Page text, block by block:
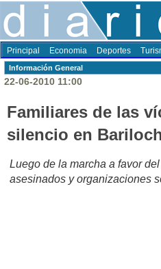
Principal Economia Deportes
Información General
22-06-2010 11:00
Familiares de las
silencio en
Luego de la marcha a favor
asesinados y organizaciones